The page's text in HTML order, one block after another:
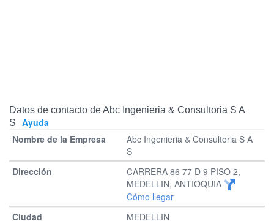
Datos de contacto de Abc Ingenieria & Consultoria S A
S
Ayuda
Abc Ingenieria & Consultoria S A
S
CARRERA 86 77 D 9 PISO 2,
MEDELLIN, ANTIOQUIA
Cómo llegar
MEDELLIN